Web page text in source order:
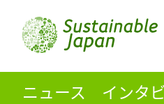
ニュース インタ